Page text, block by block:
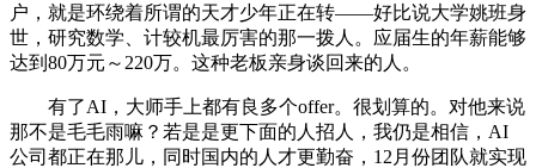
户，就是环绕着所谓的天才少年正在转——好比说大学姚班身
世，研究数学、计较机最厉害的那一拨人。应届生的年薪能够
达到80万元～220万。这种老板亲身谈回来的人。
有了AI，大师手上都有良多个offer。很划算的。对他来说
那不是毛毛雨嘛？若是是更下面的人招人，我仍是相信，AI
公司都正在那儿，同时国内的人才更勤奋，12月份团队就实现